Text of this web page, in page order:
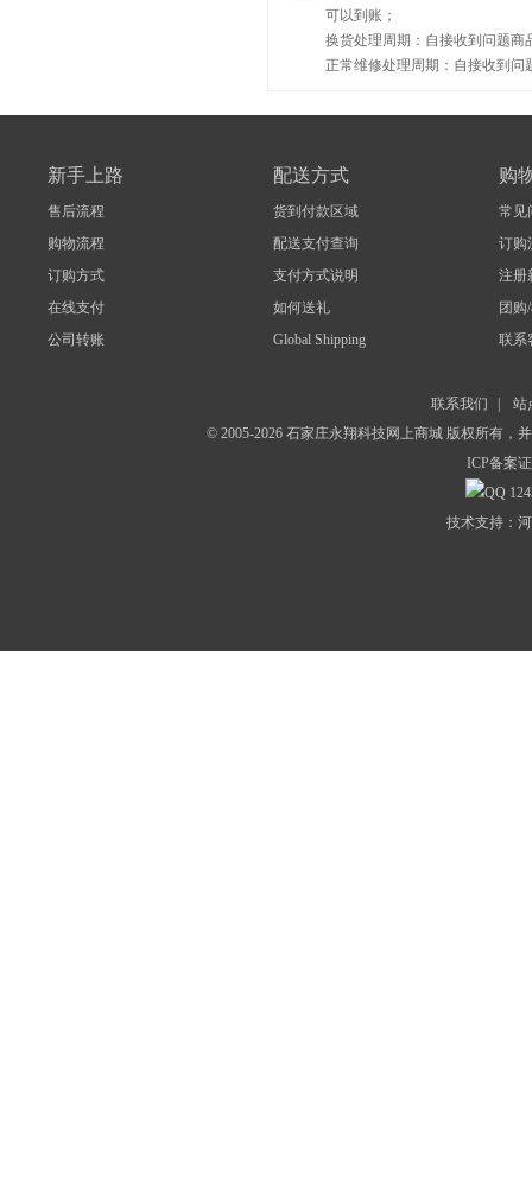
可以到账；
换货处理周期：自接收到问题商
正常维修处理周期：自接收到问
新手上路
售后流程
购物流程
订购方式
在线支付
公司转账
配送方式
货到付款区域
配送支付查询
支付方式说明
如何送礼
Global Shipping
购
常见
订购
注册
团购
联系
联系我们
站
© 2005-2026 石家庄永翔科技网上商城 版权所有，
ICP备案
技术支持：